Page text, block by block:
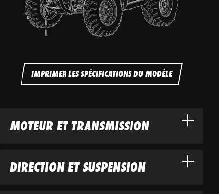
IMPRIMER LES SPÉCIFICATIONS DU MODÈLE
MOTEUR ET TRANSMISSION
DIRECTION ET SUSPENSION